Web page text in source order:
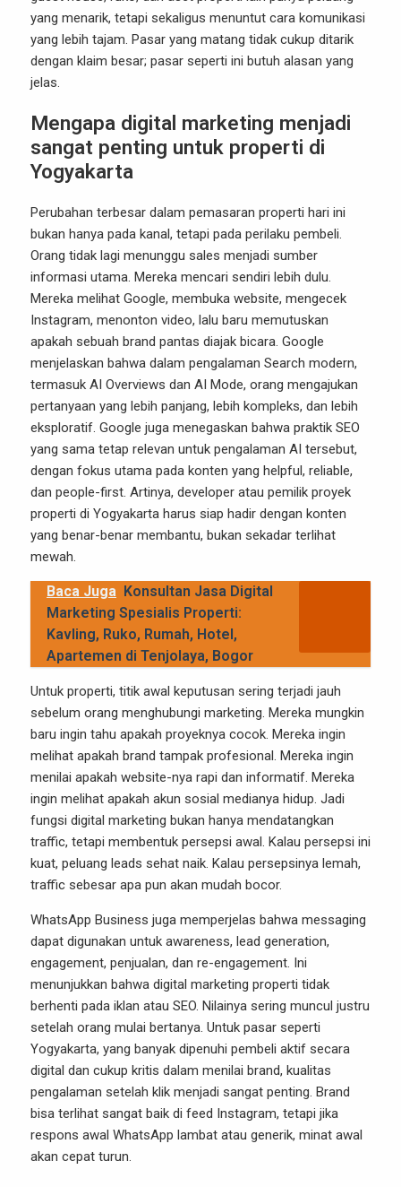
yang menarik, tetapi sekaligus menuntut cara komunikasi
yang lebih tajam. Pasar yang matang tidak cukup ditarik
dengan klaim besar; pasar seperti ini butuh alasan yang
jelas.
Mengapa digital marketing menjadi
sangat penting untuk properti di
Yogyakarta
Perubahan terbesar dalam pemasaran properti hari ini
bukan hanya pada kanal, tetapi pada perilaku pembeli.
Orang tidak lagi menunggu sales menjadi sumber
informasi utama. Mereka mencari sendiri lebih dulu.
Mereka melihat Google, membuka website, mengecek
Instagram, menonton video, lalu baru memutuskan
apakah sebuah brand pantas diajak bicara. Google
menjelaskan bahwa dalam pengalaman Search modern,
termasuk AI Overviews dan AI Mode, orang mengajukan
pertanyaan yang lebih panjang, lebih kompleks, dan lebih
eksploratif. Google juga menegaskan bahwa praktik SEO
yang sama tetap relevan untuk pengalaman AI tersebut,
dengan fokus utama pada konten yang helpful, reliable,
dan people-first. Artinya, developer atau pemilik proyek
properti di Yogyakarta harus siap hadir dengan konten
yang benar-benar membantu, bukan sekadar terlihat
mewah.
Baca Juga Konsultan Jasa Digital
Marketing Spesialis Properti:
Kavling, Ruko, Rumah, Hotel,
Apartemen di Tenjolaya, Bogor
Untuk properti, titik awal keputusan sering terjadi jauh
sebelum orang menghubungi marketing. Mereka mungkin
baru ingin tahu apakah proyeknya cocok. Mereka ingin
melihat apakah brand tampak profesional. Mereka ingin
menilai apakah website-nya rapi dan informatif. Mereka
ingin melihat apakah akun sosial medianya hidup. Jadi
fungsi digital marketing bukan hanya mendatangkan
traffic, tetapi membentuk persepsi awal. Kalau persepsi ini
kuat, peluang leads sehat naik. Kalau persepsinya lemah,
traffic sebesar apa pun akan mudah bocor.
WhatsApp Business juga memperjelas bahwa messaging
dapat digunakan untuk awareness, lead generation,
engagement, penjualan, dan re-engagement. Ini
menunjukkan bahwa digital marketing properti tidak
berhenti pada iklan atau SEO. Nilainya sering muncul justru
setelah orang mulai bertanya. Untuk pasar seperti
Yogyakarta, yang banyak dipenuhi pembeli aktif secara
digital dan cukup kritis dalam menilai brand, kualitas
pengalaman setelah klik menjadi sangat penting. Brand
bisa terlihat sangat baik di feed Instagram, tetapi jika
respons awal WhatsApp lambat atau generik, minat awal
akan cepat turun.